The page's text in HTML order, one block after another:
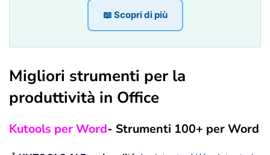
📖 Scopri di più
Migliori strumenti per la
produttività in Office
Kutools per Word- Strumenti 100+ per Word